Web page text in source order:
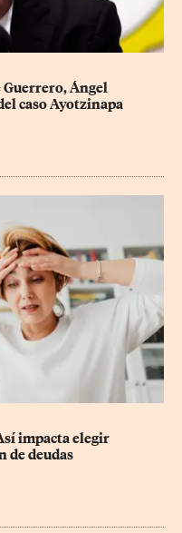
Guerrero, Ángel
caso Ayotzinapa
impacta elegir
de deudas